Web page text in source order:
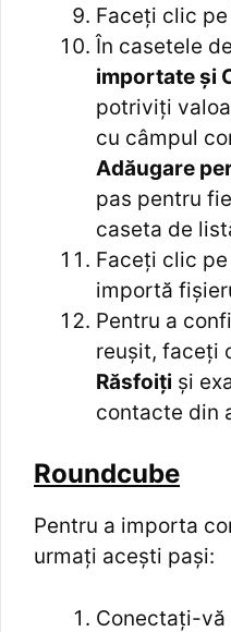
Faceți clic pe
În casetele
importate și
potriviți
cu câmpul
Adăugare
pas pentru
caseta de
Faceți clic pe
importă
Pentru a
reușit, faceți
Răsfoiți și
contacte din
Roundcube
Pentru a importa
urmați acești pași:
Conectați-vă